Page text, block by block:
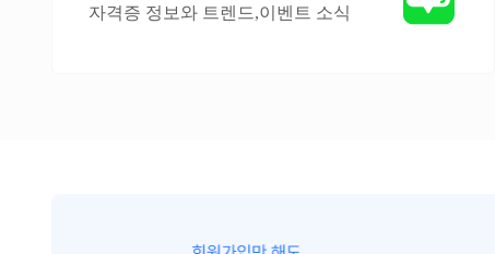
자격증 정보와 트렌드,이벤트 소식